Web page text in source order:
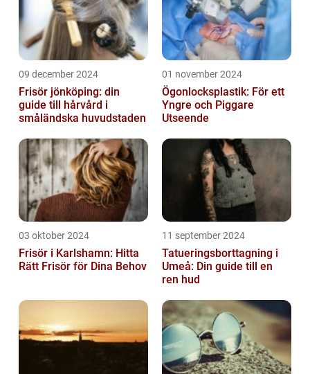
09 december 2024
Frisör jönköping: din
guide till hårvård i
småländska huvudstaden
01 november 2024
Ögonlocksplastik: För ett
Yngre och Piggare
Utseende
03 oktober 2024
Frisör i Karlshamn: Hitta
Rätt Frisör för Dina Behov
11 september 2024
Tatueringsborttagning i
Umeå: Din guide till en
ren hud